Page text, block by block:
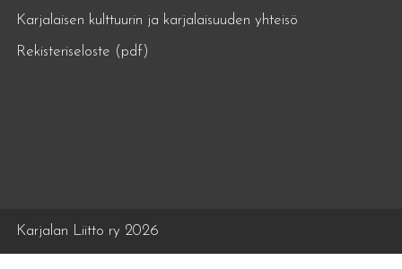
Karjalaisen kulttuurin ja karjalaisuuden yhteisö
Rekisteriseloste (pdf)
Karjalan Liitto ry 2026